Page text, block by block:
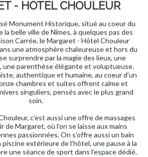
- HÔTEL CHOULEUR
Monument Historique, situé au coeur du
belle ville de Nîmes, à quelques pas des
Carrée, le Margaret - Hôtel Chouleur
une atmosphère chaleureuse et hors du
surprendre par la magie des lieux, une
une parenthèse élégante et voluptueuse.
authentique et humaine, au coeur d’un
chambres et suites offrent calme et
singuliers, pensés avec le plus grand
soin.
c’est aussi une offre de massages
de Margaret, où l’on se laisse aux mains
passionnées. On s’offre aussi un bain
piscine extérieure de l’hôtel, une pause à la
une séance de sport dans l’espace dédié.